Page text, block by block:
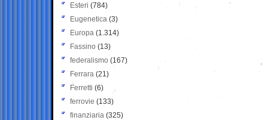
Esteri (784)
Eugenetica (3)
Europa (1.314)
Fassino (13)
federalismo (167)
Ferrara (21)
Ferretti (6)
ferrovie (133)
finanziaria (325)